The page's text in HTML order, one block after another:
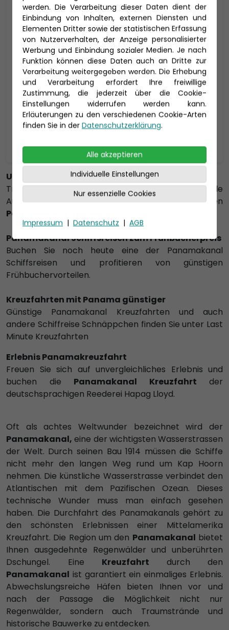
MSC Magnifica - 50 Nächte ab
Sydney
Teilstrecke der MSC World Cruise
MSC Magnifica
Reisedauer: 51 Tage
16.03. - 05.05.2027
p.P. ab 7.139 €
Unvergessliches Reiseziel
Traumhafte Reiseziele, Entspannung an Bord und tolle
Ausflüge, all das erleben Sie während den
Panamakanal Kreuzfahrten
Panamakanal Schiffsreisen zum Frühbucherpreis
Buchen Sie noch heute eine der Panamakanal
Schiffsreisen und profitieren von günstigen
Frühbuchervorteilen.
Kreuzfahrten mit Panama günstiger
Günstige Panamakanal Kreuzfahrten und auch
andere Schiffreise Schnäppchen finden Sie unter Last
Minute Kreuzfahrten
Erlebnis Panamakreuzfahrt
Freuen Sie sich auf unvergleichliches Erlebnis und
buchen die Panamakanal Kreuzfahrt der
deutschsprachigen Reederei Hapag Lloyd.
Oft als achtes Weltwunder bezeichnet wird der
Panamakanal, eine der wichtigsten Wasserstrassen
der Welt. Durch seinen Bau 1914 müssen die Schiffe
nicht mehr den langen Weg rund um Kap Hoorn
nehmen. Die künstliche Wasserstrasse verbindet den
Atlantischen mit dem Pazifischen Ozean. Dieses
technische Wunder muss man einfach gesehen
haben. Die Durchfahrt des Panamakanals gehört zu
den schönsten Erlebnissen einer Mittelamerika
Kreuzfahrt. Die Region um den Panamakanal bietet
Ihnen ausgedehnte Regenwälder und unberührten
Dschungel. Eine Kreuzfahrt durch den
Panamakanal ist garantiert ein einmaliges Erlebnis.
Abwechslungsreiche Häfen bieten Ihnen vor und
nach der Passage die Möglichkeit nicht nur
Regenwälder, sondern auch Traumstrände und
historische Bauwerke zu entdecken.
werden. Die Verarbeitung dieser Daten dient der
Einbindung von Inhalten, externen Diensten und
Elementen Dritter sowie der statistischen Erfassung
von Nutzerverhalten, der Anzeige personalisierter
Werbung und Einbindung sozialer Medien. Je nach
Funktion können diese Daten auch an Dritte zur
Verarbeitung weitergegeben werden. Die Erhebung
und Verarbeitung erfordert Ihre freiwillige
Zustimmung, die jederzeit über die Cookie-
Einstellungen widerrufen werden kann.
Erläuterungen zu den verschiedenen Cookie-Arten
finden Sie in der Datenschutzerklärung.
Alle akzeptieren
Individuelle Einstellungen
Nur essenzielle Cookies
Impressum | Datenschutz | AGB